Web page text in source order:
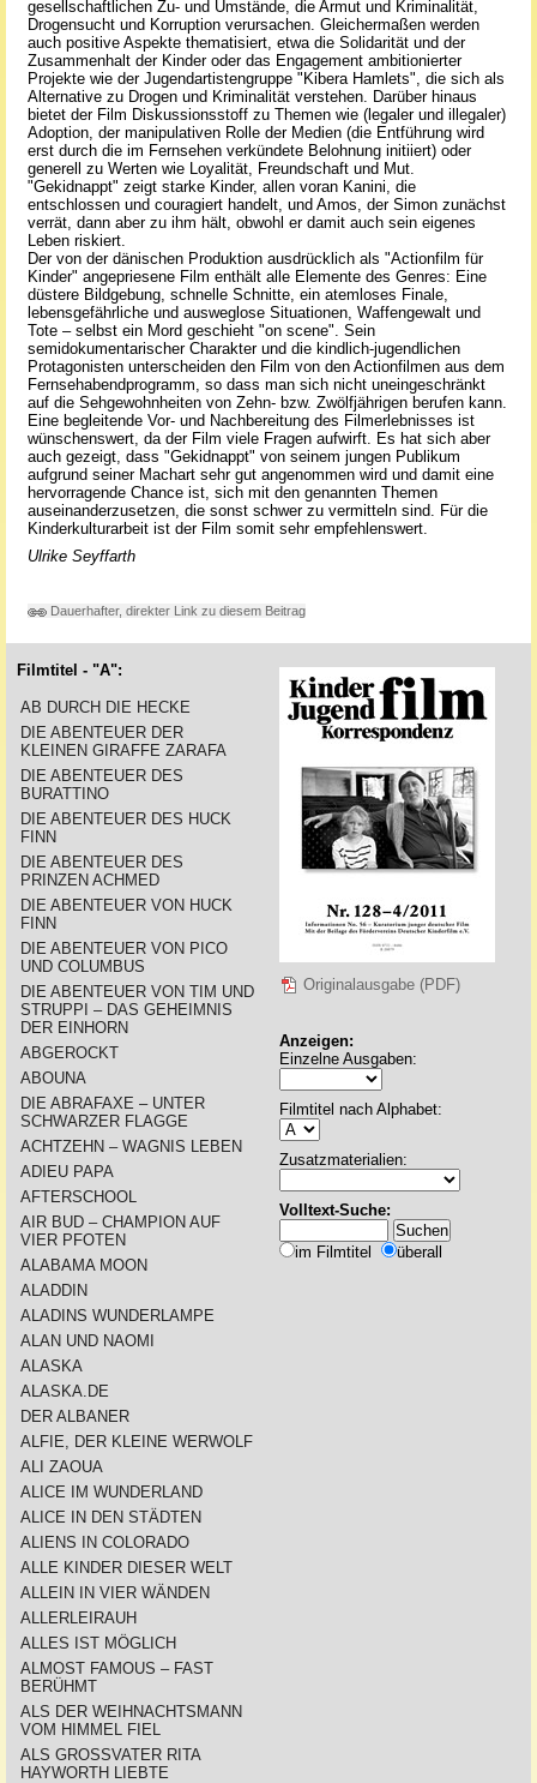
gesellschaftlichen Zu- und Umstände, die Armut und Kriminalität,
Drogensucht und Korruption verursachen. Gleichermaßen werden
auch positive Aspekte thematisiert, etwa die Solidarität und der
Zusammenhalt der Kinder oder das Engagement ambitionierter
Projekte wie der Jugendartistengruppe "Kibera Hamlets", die sich als
Alternative zu Drogen und Kriminalität verstehen. Darüber hinaus
bietet der Film Diskussionsstoff zu Themen wie (legaler und illegaler)
Adoption, der manipulativen Rolle der Medien (die Entführung wird
erst durch die im Fernsehen verkündete Belohnung initiiert) oder
generell zu Werten wie Loyalität, Freundschaft und Mut.
"Gekidnappt" zeigt starke Kinder, allen voran Kanini, die
entschlossen und couragiert handelt, und Amos, der Simon zunächst
verrät, dann aber zu ihm hält, obwohl er damit auch sein eigenes
Leben riskiert.
Der von der dänischen Produktion ausdrücklich als "Actionfilm für
Kinder" angepriesene Film enthält alle Elemente des Genres: Eine
düstere Bildgebung, schnelle Schnitte, ein atemloses Finale,
lebensgefährliche und ausweglose Situationen, Waffengewalt und
Tote – selbst ein Mord geschieht "on scene". Sein
semidokumentarischer Charakter und die kindlich-jugendlichen
Protagonisten unterscheiden den Film von den Actionfilmen aus dem
Fernsehabendprogramm, so dass man sich nicht uneingeschränkt
auf die Sehgewohnheiten von Zehn- bzw. Zwölfjährigen berufen kann.
Eine begleitende Vor- und Nachbereitung des Filmerlebnisses ist
wünschenswert, da der Film viele Fragen aufwirft. Es hat sich aber
auch gezeigt, dass "Gekidnappt" von seinem jungen Publikum
aufgrund seiner Machart sehr gut angenommen wird und damit eine
hervorragende Chance ist, sich mit den genannten Themen
auseinanderzusetzen, die sonst schwer zu vermitteln sind. Für die
Kinderkulturarbeit ist der Film somit sehr empfehlenswert.
Ulrike Seyffarth
Dauerhafter, direkter Link zu diesem Beitrag
Filmtitel - "A":
AB DURCH DIE HECKE
DIE ABENTEUER DER
KLEINEN GIRAFFE ZARAFA
DIE ABENTEUER DES
BURATTINO
DIE ABENTEUER DES HUCK
FINN
DIE ABENTEUER DES
PRINZEN ACHMED
DIE ABENTEUER VON HUCK
FINN
DIE ABENTEUER VON PICO
UND COLUMBUS
DIE ABENTEUER VON TIM UND
STRUPPI – DAS GEHEIMNIS
DER EINHORN
ABGEROCKT
ABOUNA
DIE ABRAFAXE – UNTER
SCHWARZER FLAGGE
ACHTZEHN – WAGNIS LEBEN
ADIEU PAPA
AFTERSCHOOL
AIR BUD – CHAMPION AUF
VIER PFOTEN
ALABAMA MOON
ALADDIN
ALADINS WUNDERLAMPE
ALAN UND NAOMI
ALASKA
ALASKA.DE
DER ALBANER
ALFIE, DER KLEINE WERWOLF
ALI ZAOUA
ALICE IM WUNDERLAND
ALICE IN DEN STÄDTEN
ALIENS IN COLORADO
ALLE KINDER DIESER WELT
ALLEIN IN VIER WÄNDEN
ALLERLEIRAUH
ALLES IST MÖGLICH
ALMOST FAMOUS – FAST
BERÜHMT
ALS DER WEIHNACHTSMANN
VOM HIMMEL FIEL
ALS GROSSVATER RITA
HAYWORTH LIEBTE
Originalausgabe (PDF)
Anzeigen:
Einzelne Ausgaben:
Filmtitel nach Alphabet:
Zusatzmaterialien:
Volltext-Suche:
im Filmtitel überall